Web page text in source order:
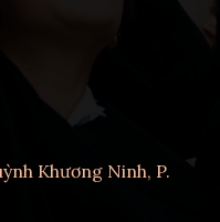
Khương Ninh, P.